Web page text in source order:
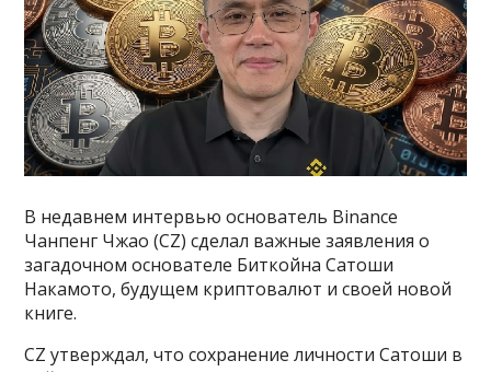
В недавнем интервью основатель Binance
Чанпенг Чжао (CZ) сделал важные заявления о
загадочном основателе Биткойна Сатоши
Накамото, будущем криптовалют и своей новой
книге.
CZ утверждал, что сохранение личности Сатоши в